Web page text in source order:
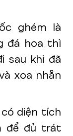
ghém là
đá hoa thì
sau khi đã
xoa nhẵn
diện tích
để đủ trát